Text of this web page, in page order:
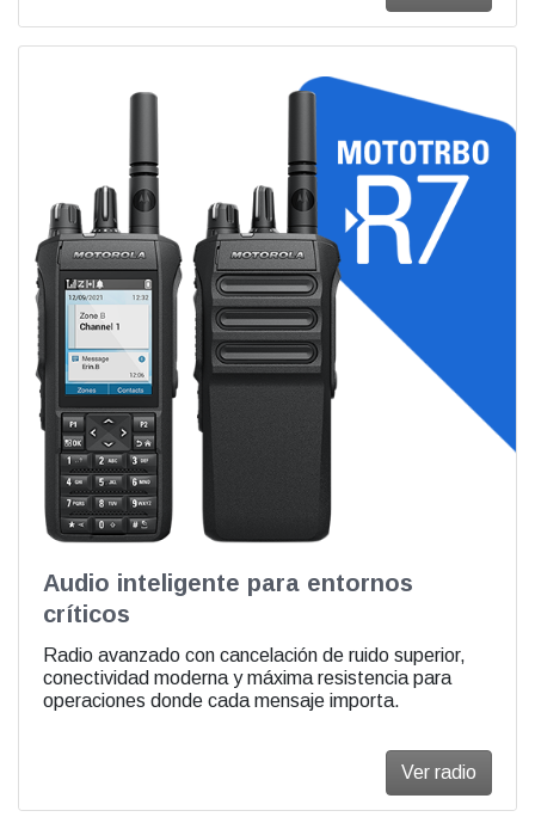
Audio inteligente para entornos
críticos
Radio avanzado con cancelación de ruido superior,
conectividad moderna y máxima resistencia para
operaciones donde cada mensaje importa.
Ver radio